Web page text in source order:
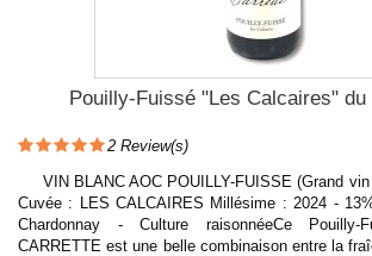
Pouilly-Fuissé "Les Calcaires" du
2 Review(s)
VIN BLANC AOC POUILLY-FUISSE (Grand vin
Cuvée : LES CALCAIRES Millésime : 2024 -
Chardonnay - Culture raisonnéeCe Pouilly-
CARRETTE est une belle combinaison entre la